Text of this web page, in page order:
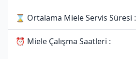
⌛ Ortalama Miele Servis Süresi :
⏰ Miele Çalışma Saatleri :